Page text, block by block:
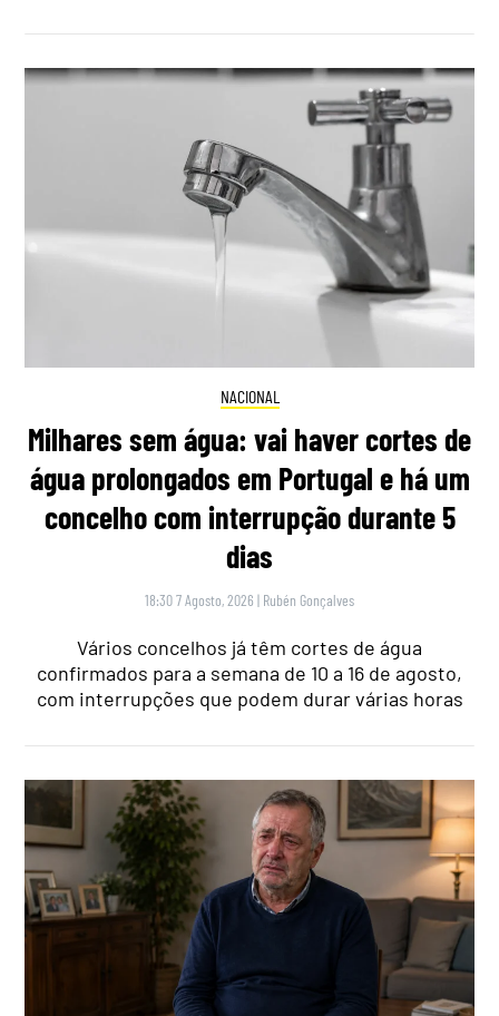
NACIONAL
Milhares sem água: vai haver cortes de
água prolongados em Portugal e há um
concelho com interrupção durante 5
dias
18:30 7 Agosto, 2026 | Rubén Gonçalves
Vários concelhos já têm cortes de água
confirmados para a semana de 10 a 16 de agosto,
com interrupções que podem durar várias horas